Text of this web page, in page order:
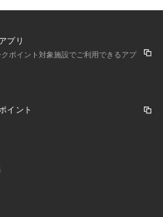
プリ
ポイント対象施設でご利用できるアプ
イント